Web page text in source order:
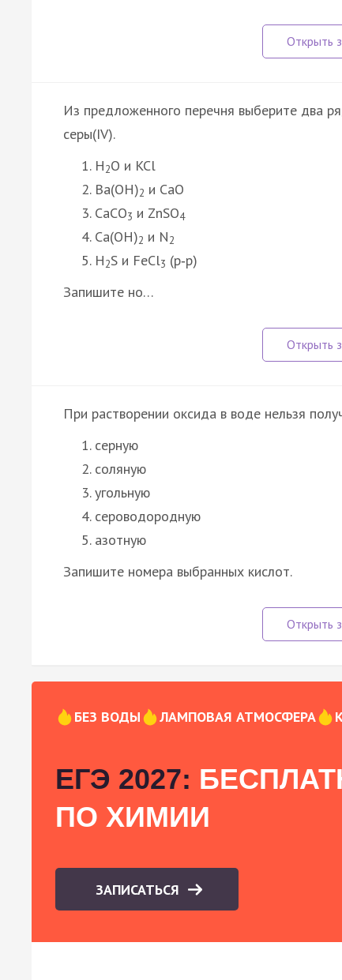
Из предложенного перечня выберите два
серы(IV).
H2O и KCl
Ba(OH)2 и CaO
CaCO3 и ZnSO4
Ca(OH)2 и N2
H2S и FeCl3 (р‑р)
Запишите но…
При растворении оксида в воде нельзя
серную
соляную
угольную
сероводородную
азотную
Запишите номера выбранных кислот.
БЕЗ ВОДЫ ЛАМПОВАЯ АТМОСФЕРА
ЕГЭ 2027:
ПО ХИМИИ
ЗАПИСАТЬСЯ